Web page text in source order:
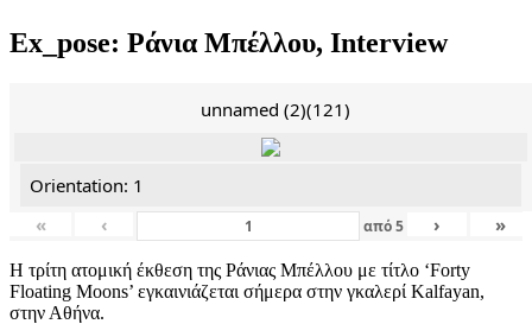
Ex_pose: Ράνια Μπέλλου, Interview
unnamed (2)(121)
Orientation: 1
«
‹ από5 › »
Η τρίτη ατομική έκθεση της Ράνιας Μπέλλου με τίτλο ‘Forty
Floating Moons’ εγκαινιάζεται σήμερα στην γκαλερί Kalfayan,
στην Αθήνα.